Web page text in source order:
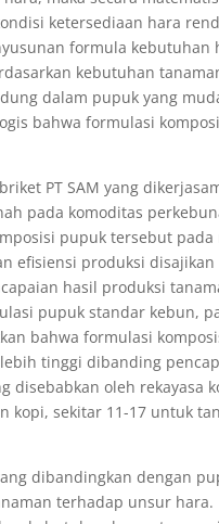
ketersediaan hara
formula
kebutuhan
dalam pupuk yang
bahwa formulasi
PT SAM yang
pada komoditas
pupuk tersebut
efisiensi produksi
hasil produksi
pupuk standar kebun,
bahwa formulasi
tinggi dibanding
oleh rekayasa
kopi, sekitar 11-17 untuk
dibandingkan dengan
terhadap unsur